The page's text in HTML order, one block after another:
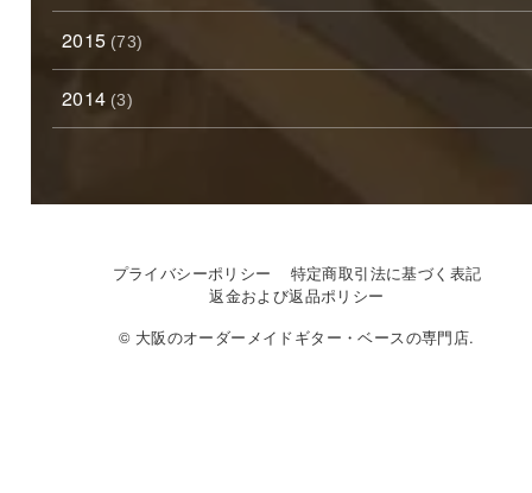
2015 (73)
2014 (3)
プライバシーポリシー
特定商取引法に基づく表記
返金および返品ポリシー
© 大阪のオーダーメイドギター・ベースの専門店.